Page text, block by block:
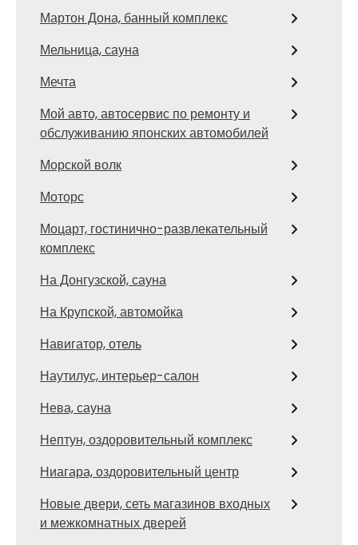
Мартон Дона, банный комплекс
Мельница, сауна
Мечта
Мой авто, автосервис по ремонту и
обслуживанию японских автомобилей
Морской волк
Моторс
Моцарт, гостинично-развлекательный
комплекс
На Донгузской, сауна
На Крупской, автомойка
Навигатор, отель
Наутилус, интерьер-салон
Нева, сауна
Нептун, оздоровительный комплекс
Ниагара, оздоровительный центр
Новые двери, сеть магазинов входных
и межкомнатных дверей